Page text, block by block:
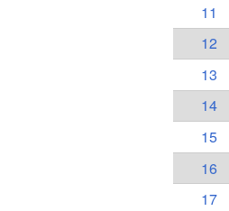
11
12
13
14
15
16
17